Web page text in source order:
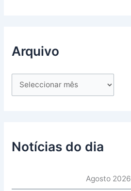
Arquivo
Notícias do dia
Agosto 2026